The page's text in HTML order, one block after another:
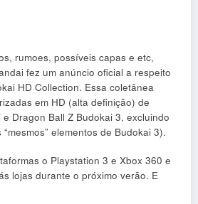
rumoes, possíveis capas e etc,
fez um anúncio oficial a respeito
HD Collection. Essa coletânea
em HD (alta definição) de
Dragon Ball Z Budokai 3, excluindo
elementos de Budokai 3).
o Playstation 3 e Xbox 360 e
lojas durante o próximo verão. E